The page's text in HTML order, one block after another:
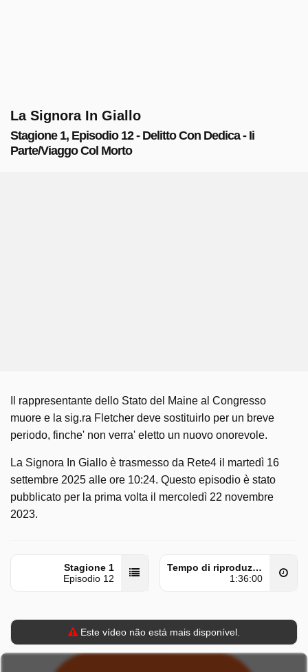
La Signora In Giallo
Stagione 1, Episodio 12 - Delitto Con Dedica - Ii
Parte/Viaggo Col Morto
Il rappresentante dello Stato del Maine al Congresso
muore e la sig.ra Fletcher deve sostituirlo per un breve
periodo, finche' non verra' eletto un nuovo onorevole.
La Signora In Giallo è trasmesso da Rete4 il martedì 16
settembre 2025 alle ore 10:24. Questo episodio è stato
pubblicato per la prima volta il mercoledì 22 novembre
2023.
Stagione 1
Episodio 12
Tempo di riproduzione
1:36:00
Este vídeo não está mais disponível.